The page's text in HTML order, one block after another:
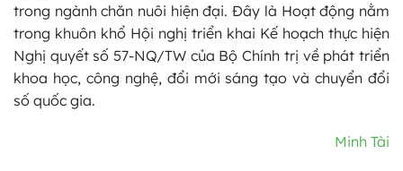
trong ngành chăn nuôi hiện đại. Đây là Hoạt động nằm
trong khuôn khổ Hội nghị triển khai Kế hoạch thực hiện
Nghị quyết số 57-NQ/TW của Bộ Chính trị về phát triển
khoa học, công nghệ, đổi mới sáng tạo và chuyển đổi
số quốc gia.
Minh Tài